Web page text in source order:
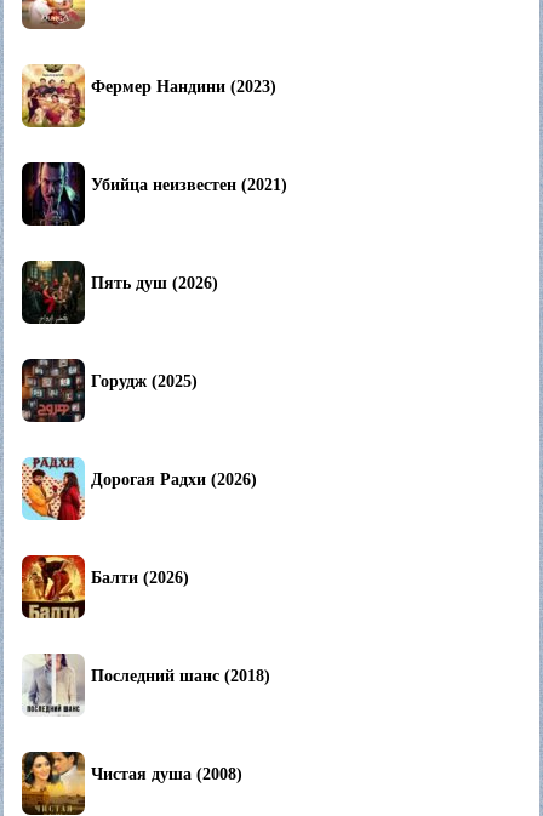
Фермер Нандини (2023)
Убийца неизвестен (2021)
Пять душ (2026)
Горудж (2025)
Дорогая Радхи (2026)
Балти (2026)
Последний шанс (2018)
Чистая душа (2008)